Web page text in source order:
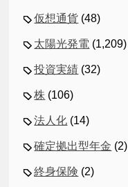
仮想通貨 (48)
太陽光発電 (1,209)
投資実績 (32)
株 (106)
法人化 (14)
確定拠出型年金 (2)
終身保険 (2)